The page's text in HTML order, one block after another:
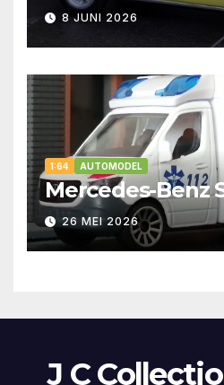
8 JUNI 2026
1:64 AUTOMODEL
Mercedes-Benz
26 MEI 2026
J C